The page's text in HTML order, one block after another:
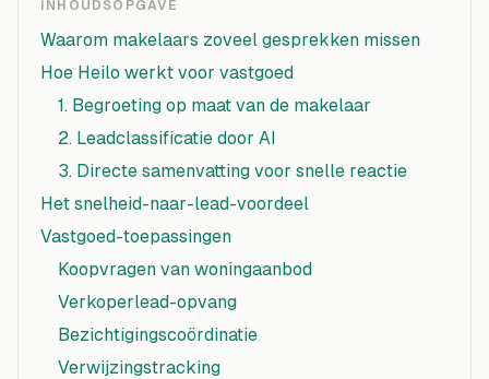
INHOUDSOPGAVE
Waarom makelaars zoveel gesprekken missen
Hoe Heilo werkt voor vastgoed
1. Begroeting op maat van de makelaar
2. Leadclassificatie door AI
3. Directe samenvatting voor snelle reactie
Het snelheid-naar-lead-voordeel
Vastgoed-toepassingen
Koopvragen van woningaanbod
Verkoperlead-opvang
Bezichtigingscoördinatie
Verwijzingstracking